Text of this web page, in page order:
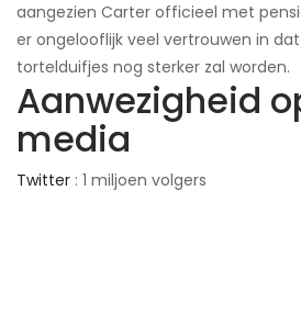
aangezien Carter officieel met
er ongelooflijk veel vertrouwen in
tortelduifjes nog sterker zal worden.
Aanwezigheid
media
Twitter : 1 miljoen volgers